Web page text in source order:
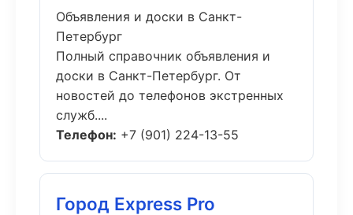
Объявления и доски в Санкт-
Петербург
Полный справочник объявления и
доски в Санкт-Петербург. От
новостей до телефонов экстренных
служб....
Телефон: +7 (901) 224-13-55
Город Express Pro